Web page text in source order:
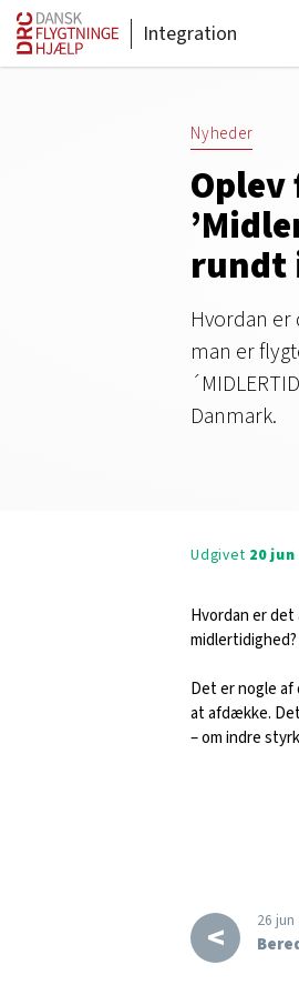
Integration
Nyheder
rundt
Hvordan er
man er
Danmark.
Udgivet 20 jun
Hvordan er
midlertidighed?
Det er nogle
at afdække.
– om indre
< 26 jun